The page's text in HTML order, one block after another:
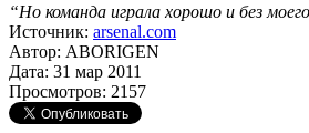
“Но команда играла хорошо и без
Источник: arsenal.com
Автор: ABORIGEN
Дата: 31 мар 2011
Просмотров: 2157